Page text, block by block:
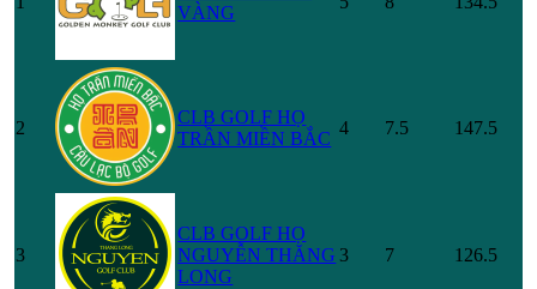
VÀNG
2
CLB GOLF HỌ
TRẦN MIỀN BẮC
4 7.5 147.5
3
CLB GOLF HỌ
NGUYỄN THĂNG
LONG
3 7 126.5